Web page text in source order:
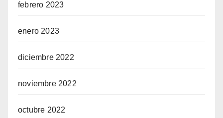
febrero 2023
enero 2023
diciembre 2022
noviembre 2022
octubre 2022